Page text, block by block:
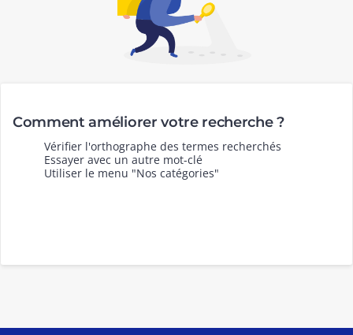
Comment améliorer votre recherche ?
Vérifier l'orthographe des termes recherchés
Essayer avec un autre mot-clé
Utiliser le menu "Nos catégories"